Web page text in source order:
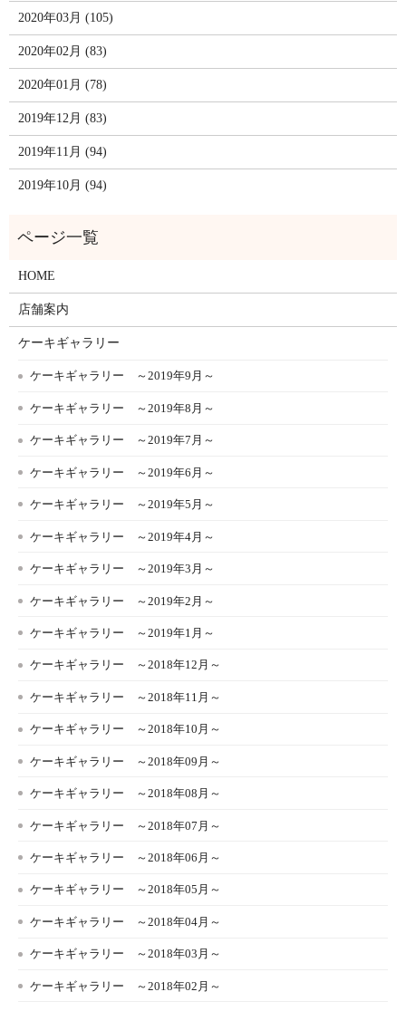
2020年03月 (105)
2020年02月 (83)
2020年01月 (78)
2019年12月 (83)
2019年11月 (94)
2019年10月 (94)
HOME
店舗案内
ケーキギャラリー
ケーキギャラリー ～2019年9月～
ケーキギャラリー ～2019年8月～
ケーキギャラリー ～2019年7月～
ケーキギャラリー ～2019年6月～
ケーキギャラリー ～2019年5月～
ケーキギャラリー ～2019年4月～
ケーキギャラリー ～2019年3月～
ケーキギャラリー ～2019年2月～
ケーキギャラリー ～2019年1月～
ケーキギャラリー ～2018年12月～
ケーキギャラリー ～2018年11月～
ケーキギャラリー ～2018年10月～
ケーキギャラリー ～2018年09月～
ケーキギャラリー ～2018年08月～
ケーキギャラリー ～2018年07月～
ケーキギャラリー ～2018年06月～
ケーキギャラリー ～2018年05月～
ケーキギャラリー ～2018年04月～
ケーキギャラリー ～2018年03月～
ケーキギャラリー ～2018年02月～